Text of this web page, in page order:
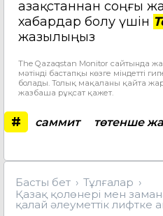
Қазақстаннан соңғы
хабардар болу үшін
жазылыңыз
The Qazaqstan Monitor сайтында
мәтінді бастапқы көзге міндетті
болады. Толық мақаланы қайта
жазбаша рұқсат қажет.
# саммит төтенше
Басты бет
Тұлғалар
Қазақ қолөнері мен
қалай әлеуметтік лифтке